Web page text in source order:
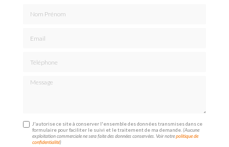
Message
J'autorise ce site à conserver l'ensemble des données transmises dans ce
formulaire pour faciliter le suivi et le traitement de ma demande.(Aucune
exploitation commerciale ne sera faite des données conservées. Voir notrepolitique de
confidentialité)